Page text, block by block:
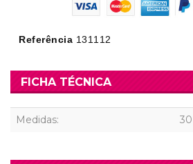
Referência 131112
FICHA TÉCNICA
Medidas: